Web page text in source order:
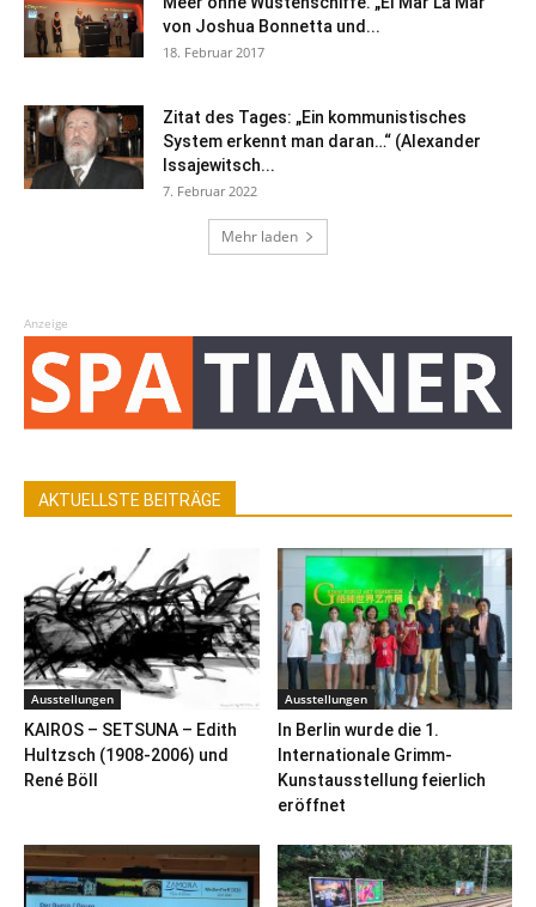
von Joshua Bonnetta und...
18. Februar 2017
Zitat des Tages: „Ein kommunistisches
System erkennt man daran…“ (Alexander
Issajewitsch...
7. Februar 2022
Mehr laden
Anzeige
AKTUELLSTE BEITRÄGE
Ausstellungen
KAIROS – SETSUNA – Edith
Hultzsch (1908-2006) und
René Böll
Ausstellungen
In Berlin wurde die 1.
Internationale Grimm-
Kunstausstellung feierlich
eröffnet